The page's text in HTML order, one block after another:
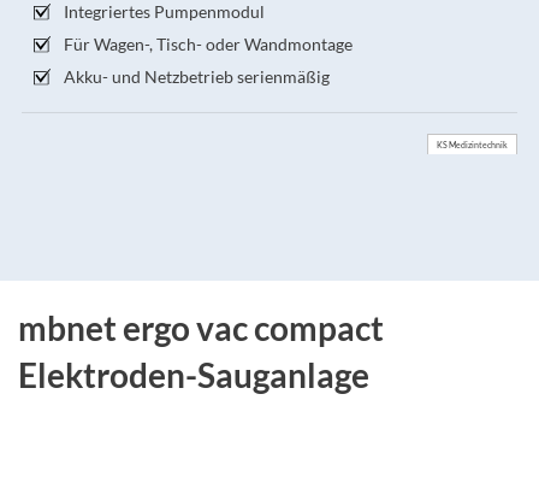
Integriertes Pumpenmodul
Für Wagen-, Tisch- oder Wandmontage
Akku- und Netzbetrieb serienmäßig
KS Medizintechnik
mbnet ergo vac compact
Elektroden-Sauganlage